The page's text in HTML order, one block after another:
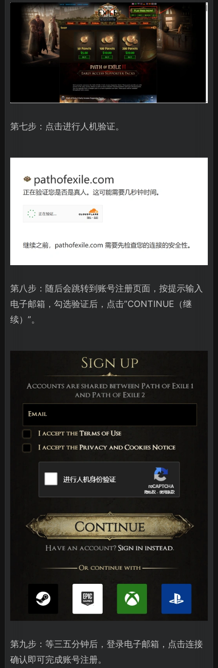
第七步：点击进行人机验证。
第八步：随后会跳转到账号注册页面，按提示输入
电子邮箱，勾选验证后，点击”CONTINUE（继
续）”。
第九步：等三五分钟后，登录电子邮箱，点击连接
确认即可完成账号注册。